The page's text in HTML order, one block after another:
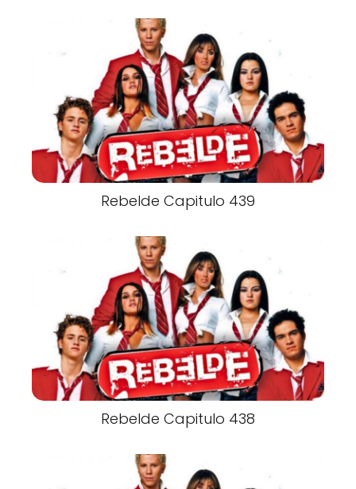
Rebelde Capitulo 439
Rebelde Capitulo 438